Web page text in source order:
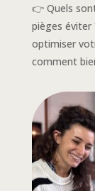
👉 Quels
pièges
optimiser
comment